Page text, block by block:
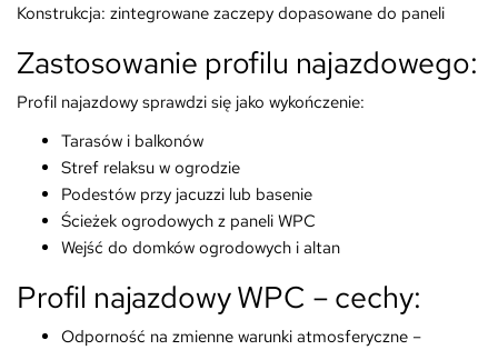
Konstrukcja: zintegrowane zaczepy dopasowane do paneli
Zastosowanie profilu najazdowego:
Profil najazdowy sprawdzi się jako wykończenie:
Tarasów i balkonów
Stref relaksu w ogrodzie
Podestów przy jacuzzi lub basenie
Ścieżek ogrodowych z paneli WPC
Wejść do domków ogrodowych i altan
Profil najazdowy WPC – cechy:
Odporność na zmienne warunki atmosferyczne –